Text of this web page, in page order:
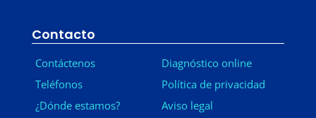
Contacto
Contáctenos
Teléfonos
¿Dónde estamos?
Diagnóstico online
Política de privacidad
Aviso legal